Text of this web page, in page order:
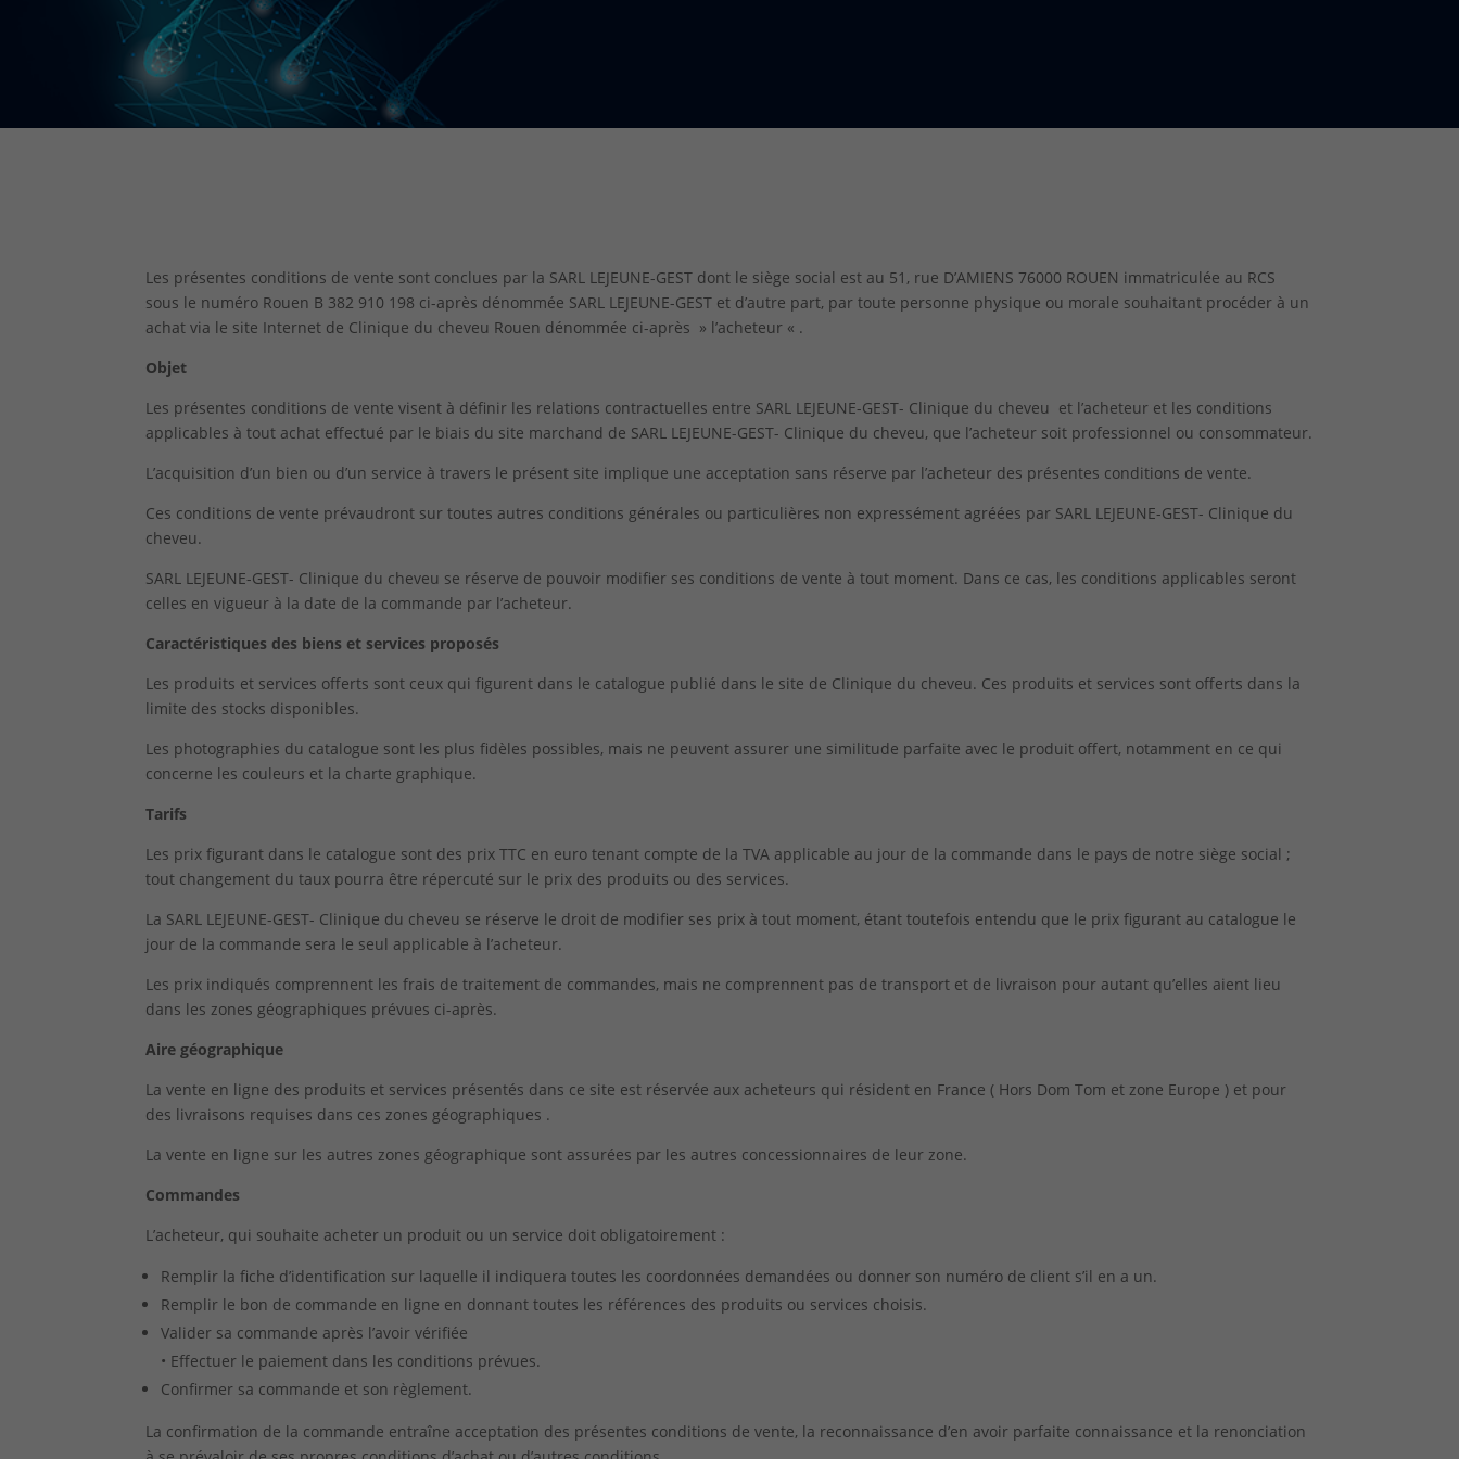
Les présentes conditions de vente sont conclues par la SARL LEJEUNE-GEST dont le siège social est au 51, rue D’AMIENS 76000 ROUEN immatriculée au RCS
sous le numéro Rouen B 382 910 198 ci-après dénommée SARL LEJEUNE-GEST et d’autre part, par toute personne physique ou morale souhaitant procéder à un
achat via le site Internet de Clinique du cheveu Rouen dénommée ci-après » l’acheteur « .
Objet
Les présentes conditions de vente visent à définir les relations contractuelles entre SARL LEJEUNE-GEST- Clinique du cheveu et l’acheteur et les conditions
applicables à tout achat effectué par le biais du site marchand de SARL LEJEUNE-GEST- Clinique du cheveu, que l’acheteur soit professionnel ou consommateur.
L’acquisition d’un bien ou d’un service à travers le présent site implique une acceptation sans réserve par l’acheteur des présentes conditions de vente.
Ces conditions de vente prévaudront sur toutes autres conditions générales ou particulières non expressément agréées par SARL LEJEUNE-GEST- Clinique du
cheveu.
SARL LEJEUNE-GEST- Clinique du cheveu se réserve de pouvoir modifier ses conditions de vente à tout moment. Dans ce cas, les conditions applicables seront
celles en vigueur à la date de la commande par l’acheteur.
Caractéristiques des biens et services proposés
Les produits et services offerts sont ceux qui figurent dans le catalogue publié dans le site de Clinique du cheveu. Ces produits et services sont offerts dans la
limite des stocks disponibles.
Les photographies du catalogue sont les plus fidèles possibles, mais ne peuvent assurer une similitude parfaite avec le produit offert, notamment en ce qui
concerne les couleurs et la charte graphique.
Tarifs
Les prix figurant dans le catalogue sont des prix TTC en euro tenant compte de la TVA applicable au jour de la commande dans le pays de notre siège social ;
tout changement du taux pourra être répercuté sur le prix des produits ou des services.
La SARL LEJEUNE-GEST- Clinique du cheveu se réserve le droit de modifier ses prix à tout moment, étant toutefois entendu que le prix figurant au catalogue le
jour de la commande sera le seul applicable à l’acheteur.
Les prix indiqués comprennent les frais de traitement de commandes, mais ne comprennent pas de transport et de livraison pour autant qu’elles aient lieu
dans les zones géographiques prévues ci-après.
Aire géographique
La vente en ligne des produits et services présentés dans ce site est réservée aux acheteurs qui résident en France ( Hors Dom Tom et zone Europe ) et pour
des livraisons requises dans ces zones géographiques .
La vente en ligne sur les autres zones géographique sont assurées par les autres concessionnaires de leur zone.
Commandes
L’acheteur, qui souhaite acheter un produit ou un service doit obligatoirement :
Remplir la fiche d’identification sur laquelle il indiquera toutes les coordonnées demandées ou donner son numéro de client s’il en a un.
Remplir le bon de commande en ligne en donnant toutes les références des produits ou services choisis.
Valider sa commande après l’avoir vérifiée
• Effectuer le paiement dans les conditions prévues.
Confirmer sa commande et son règlement.
La confirmation de la commande entraîne acceptation des présentes conditions de vente, la reconnaissance d’en avoir parfaite connaissance et la renonciation